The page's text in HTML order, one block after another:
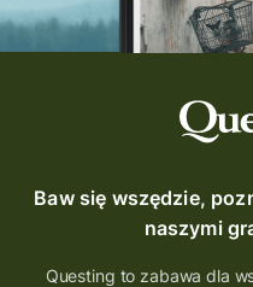
Baw się wszędzie,
naszymi
Questing to zabawa dla